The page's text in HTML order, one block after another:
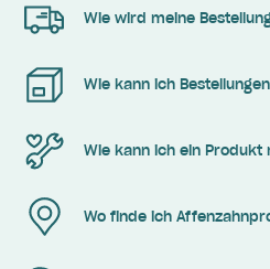
Wie wird meine
Wie kann ich
Wie kann ich ein Produkt
Wo finde ich